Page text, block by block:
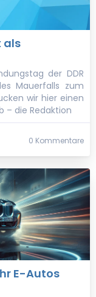
als
der DDR
Mauerfalls zum
wir hier einen
– die Redaktion
0 Kommentare
E-Autos